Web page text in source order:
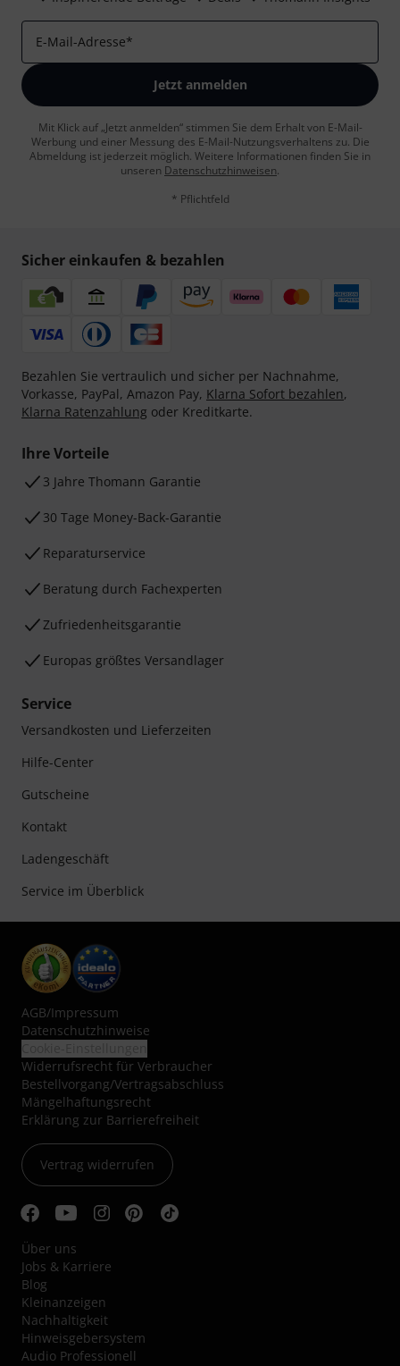
E-Mail-Adresse*
Jetzt anmelden
Mit Klick auf „Jetzt anmelden“ stimmen Sie dem Erhalt von E-Mail-
Werbung und einer Messung des E-Mail-Nutzungsverhaltens zu. Die
Abmeldung ist jederzeit möglich. Weitere Informationen finden Sie in
unseren Datenschutzhinweisen.
* Pflichtfeld
Sicher einkaufen & bezahlen
Bezahlen Sie vertraulich und sicher per Nachnahme,
Vorkasse, PayPal, Amazon Pay, Klarna Sofort bezahlen,
Klarna Ratenzahlung oder Kreditkarte.
Ihre Vorteile
3 Jahre Thomann Garantie
30 Tage Money-Back-Garantie
Reparaturservice
Beratung durch Fachexperten
Zufriedenheitsgarantie
Europas größtes Versandlager
Service
Versandkosten und Lieferzeiten
Hilfe-Center
Gutscheine
Kontakt
Ladengeschäft
Service im Überblick
AGB/Impressum
Datenschutzhinweise
Widerrufsrecht für Verbraucher
Bestellvorgang/Vertragsabschluss
Mängelhaftungsrecht
Erklärung zur Barrierefreiheit
Vertrag widerrufen
Über uns
Jobs & Karriere
Blog
Kleinanzeigen
Nachhaltigkeit
Hinweisgebersystem
Audio Professionell